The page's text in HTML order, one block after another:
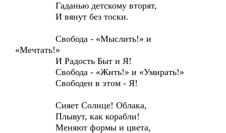
Гаданью детскому вторят,
И вянут без тоски.
Свобода - «Мыслить!» и
«Мечтать!»
И Радость Быт и Я!
Свобода - «Жить!» и «Умирать!»
Свободен в этом - Я!
Сияет Солнце! Облака,
Плывут, как корабли!
Меняют формы и цвета,